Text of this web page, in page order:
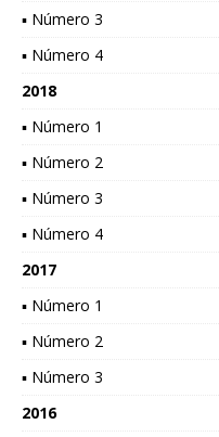
▪ Número 3
▪ Número 4
2018
▪ Número 1
▪ Número 2
▪ Número 3
▪ Número 4
2017
▪ Número 1
▪ Número 2
▪ Número 3
2016